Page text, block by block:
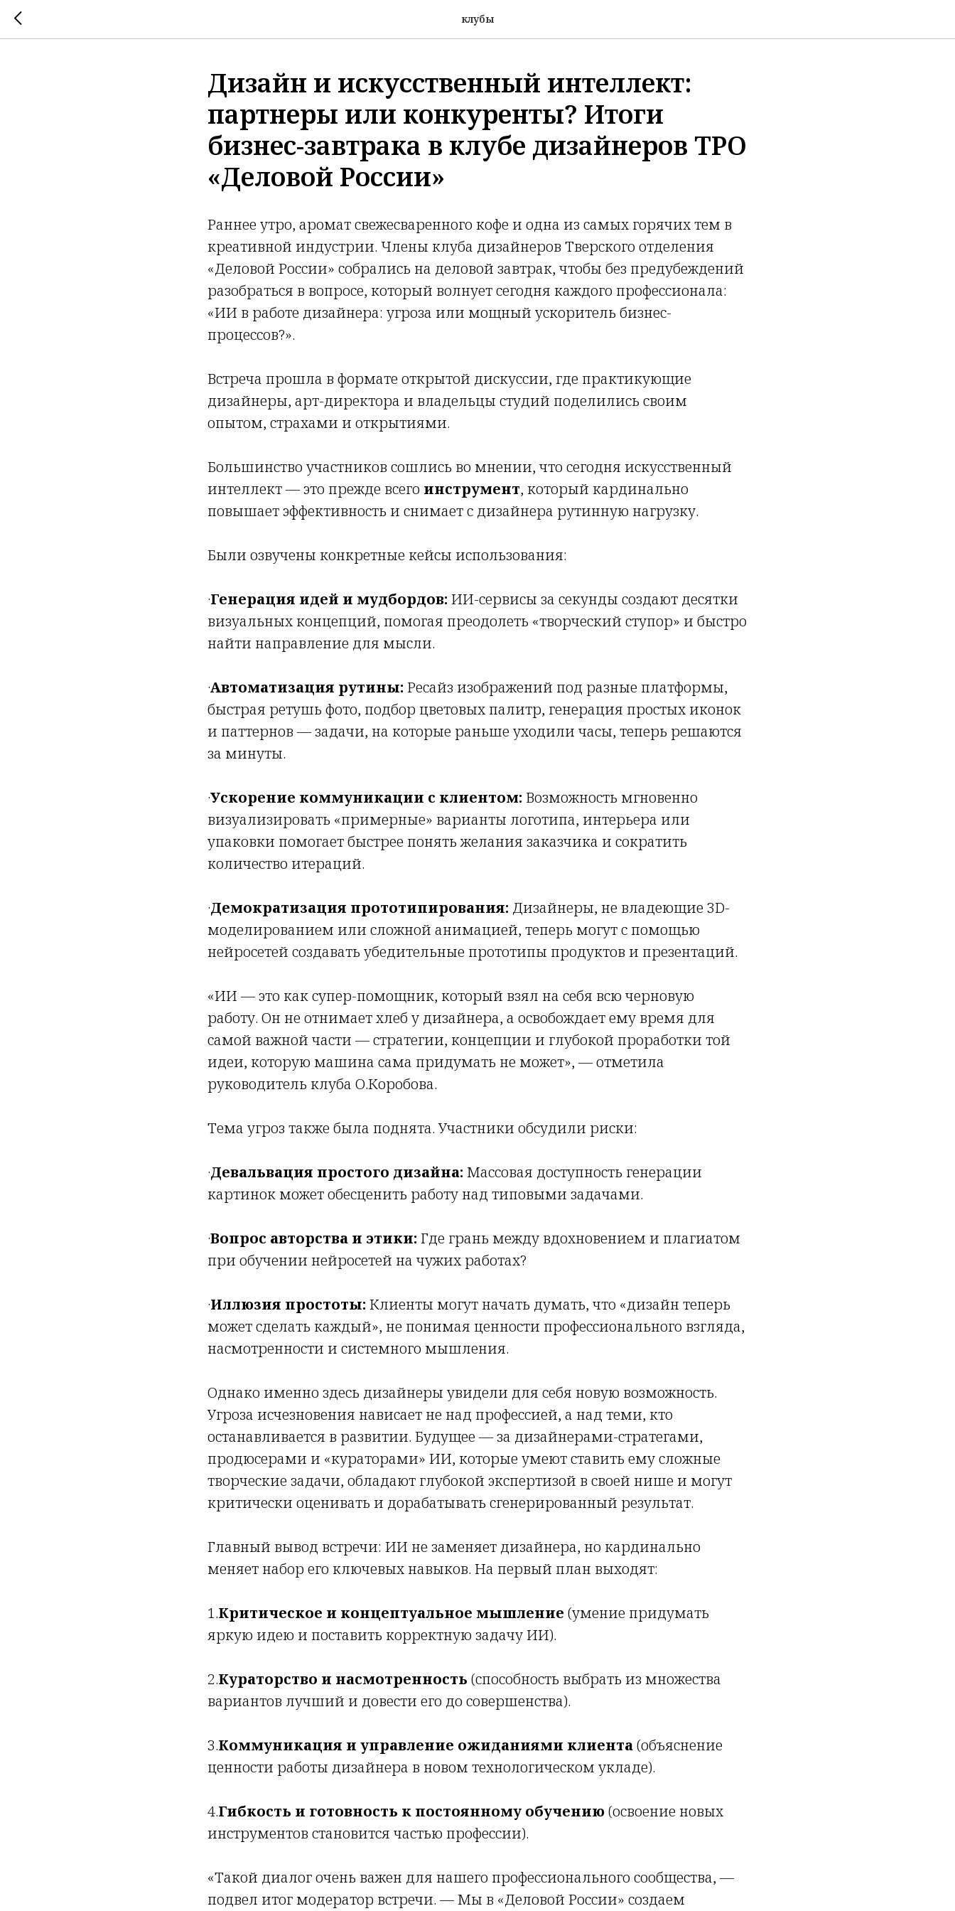
клубы
Дизайн и искусственный интеллект:
партнеры или конкуренты? Итоги
бизнес-завтрака в клубе дизайнеров ТРО
«Деловой России»
Раннее утро, аромат свежесваренного кофе и одна из самых горячих тем в
креативной индустрии. Члены клуба дизайнеров Тверского отделения
«Деловой России» собрались на деловой завтрак, чтобы без предубеждений
разобраться в вопросе, который волнует сегодня каждого профессионала:
«ИИ в работе дизайнера: угроза или мощный ускоритель бизнес-
процессов?».
Встреча прошла в формате открытой дискуссии, где практикующие
дизайнеры, арт-директора и владельцы студий поделились своим
опытом, страхами и открытиями.
Большинство участников сошлись во мнении, что сегодня искусственный
интеллект — это прежде всего инструмент, который кардинально
повышает эффективность и снимает с дизайнера рутинную нагрузку.
Были озвучены конкретные кейсы использования:
·Генерация идей и мудбордов: ИИ-сервисы за секунды создают десятки
визуальных концепций, помогая преодолеть «творческий ступор» и быстро
найти направление для мысли.
·Автоматизация рутины: Ресайз изображений под разные платформы,
быстрая ретушь фото, подбор цветовых палитр, генерация простых иконок
и паттернов — задачи, на которые раньше уходили часы, теперь решаются
за минуты.
·Ускорение коммуникации с клиентом: Возможность мгновенно
визуализировать «примерные» варианты логотипа, интерьера или
упаковки помогает быстрее понять желания заказчика и сократить
количество итераций.
·Демократизация прототипирования: Дизайнеры, не владеющие 3D-
моделированием или сложной анимацией, теперь могут с помощью
нейросетей создавать убедительные прототипы продуктов и презентаций.
«ИИ — это как супер-помощник, который взял на себя всю черновую
работу. Он не отнимает хлеб у дизайнера, а освобождает ему время для
самой важной части — стратегии, концепции и глубокой проработки той
идеи, которую машина сама придумать не может», — отметила
руководитель клуба О.Коробова.
Тема угроз также была поднята. Участники обсудили риски:
·Девальвация простого дизайна: Массовая доступность генерации
картинок может обесценить работу над типовыми задачами.
·Вопрос авторства и этики: Где грань между вдохновением и плагиатом
при обучении нейросетей на чужих работах?
·Иллюзия простоты: Клиенты могут начать думать, что «дизайн теперь
может сделать каждый», не понимая ценности профессионального взгляда,
насмотренности и системного мышления.
Однако именно здесь дизайнеры увидели для себя новую возможность.
Угроза исчезновения нависает не над профессией, а над теми, кто
останавливается в развитии. Будущее — за дизайнерами-стратегами,
продюсерами и «кураторами» ИИ, которые умеют ставить ему сложные
творческие задачи, обладают глубокой экспертизой в своей нише и могут
критически оценивать и дорабатывать сгенерированный результат.
Главный вывод встречи: ИИ не заменяет дизайнера, но кардинально
меняет набор его ключевых навыков. На первый план выходят:
1.Критическое и концептуальное мышление (умение придумать
яркую идею и поставить корректную задачу ИИ).
2.Кураторство и насмотренность (способность выбрать из множества
вариантов лучший и довести его до совершенства).
3.Коммуникация и управление ожиданиями клиента(объяснение
ценности работы дизайнера в новом технологическом укладе).
4.Гибкость и готовность к постоянному обучению(освоение новых
инструментов становится частью профессии).
«Такой диалог очень важен для нашего профессионального сообщества, —
подвел итог модератор встречи. — Мы в «Деловой России» создаем